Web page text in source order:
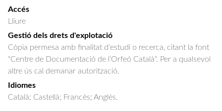
Accés
Lliure
Gestió dels drets d'explotació
Còpia permesa amb finalitat d'estudi o recerca, citant la font
"Centre de Documentació de l’Orfeó Català". Per a qualsevol
altre ús cal demanar autorització.
Idiomes
Català; Castellà; Francès; Anglès.